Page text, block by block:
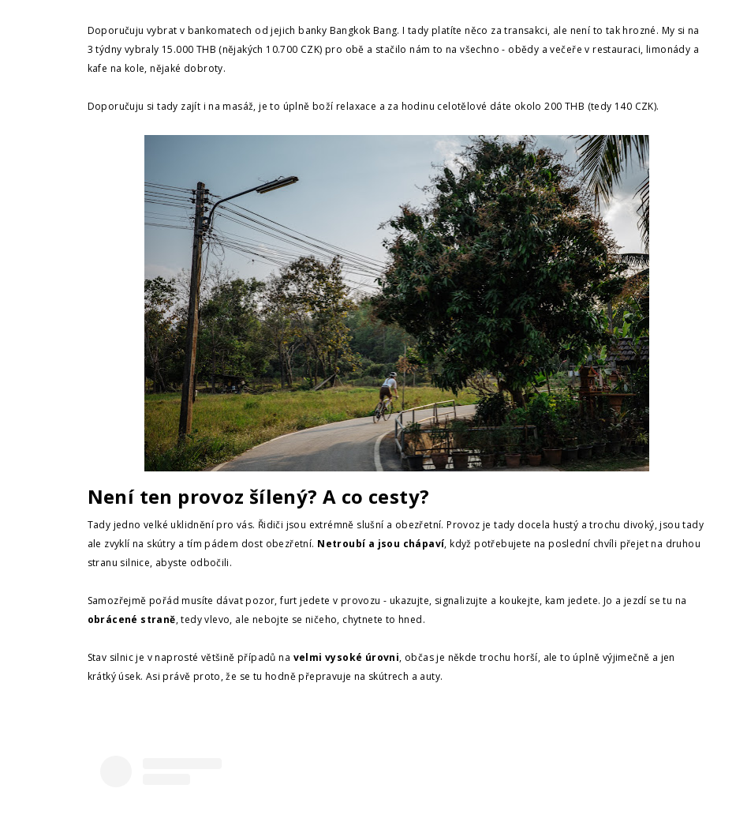
Doporučuju vybrat v bankomatech od jejich banky Bangkok Bang. I tady platíte něco za transakci, ale není to tak hrozné. My si na
3 týdny vybraly 15.000 THB (nějakých 10.700 CZK) pro obě a stačilo nám to na všechno - obědy a večeře v restauraci, limonády a
kafe na kole, nějaké dobroty.
Doporučuju si tady zajít i na masáž, je to úplně boží relaxace a za hodinu celotělové dáte okolo 200 THB (tedy 140 CZK).
Není ten provoz šílený? A co cesty?
Tady jedno velké uklidnění pro vás. Řidiči jsou extrémně slušní a obezřetní. Provoz je tady docela hustý a trochu divoký, jsou tady
ale zvyklí na skútry a tím pádem dost obezřetní. Netroubí a jsou chápaví, když potřebujete na poslední chvíli přejet na druhou
stranu silnice, abyste odbočili.
Samozřejmě pořád musíte dávat pozor, furt jedete v provozu - ukazujte, signalizujte a koukejte, kam jedete. Jo a jezdí se tu na
obrácené straně, tedy vlevo, ale nebojte se ničeho, chytnete to hned.
Stav silnic je v naprosté většině případů na velmi vysoké úrovni, občas je někde trochu horší, ale to úplně výjimečně a jen
krátký úsek. Asi právě proto, že se tu hodně přepravuje na skútrech a auty.